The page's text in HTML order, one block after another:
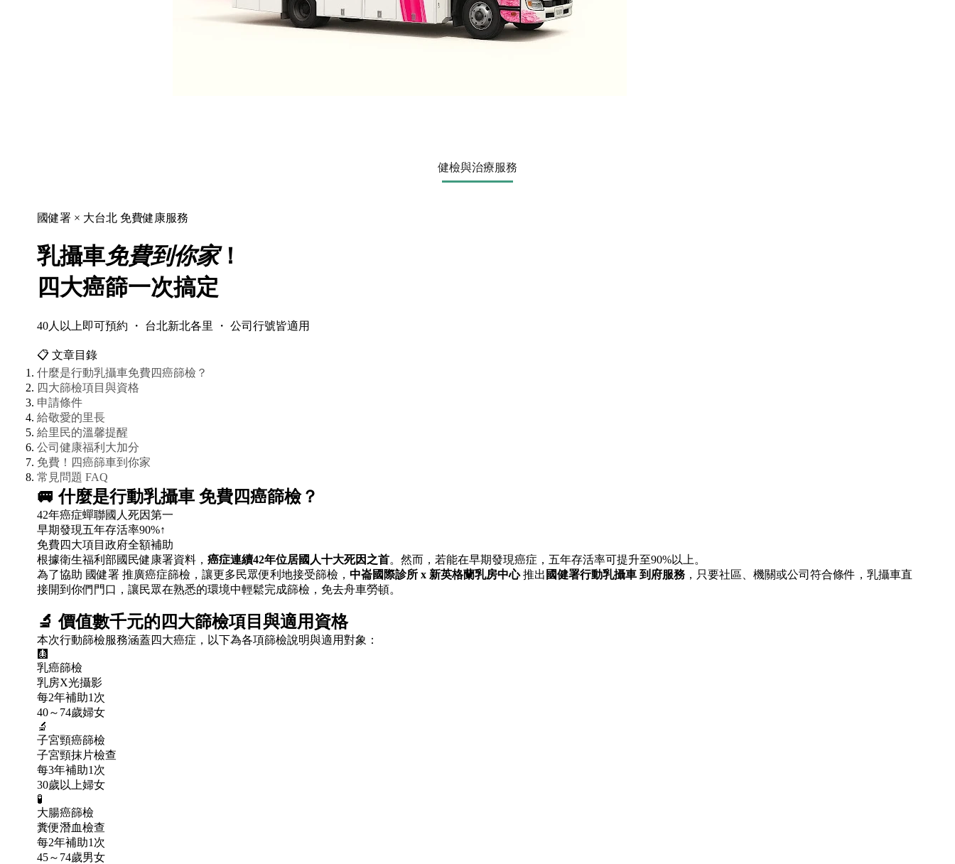
健檢與治療服務
國健署 × 大台北 免費健康服務
乳攝車免費到你家！
四大癌篩一次搞定
40人以上即可預約 ・ 台北新北各里 ・ 公司行號皆適用
📋 文章目錄
什麼是行動乳攝車免費四癌篩檢？
四大篩檢項目與資格
申請條件
給敬愛的里長
給里民的溫馨提醒
公司健康福利大加分
免費！四癌篩車到你家
常見問題 FAQ
🚐 什麼是行動乳攝車 免費四癌篩檢？
42年癌症蟬聯國人死因第一
早期發現五年存活率90%↑
免費四大項目政府全額補助
根據衛生福利部國民健康署資料， 癌症連續42年位居國人十大死因之首。然而，若能在早期發現癌症，五年存活率可提升至90%以上。
為了協助 國健署 推廣癌症篩檢，讓更多民眾便利地接受篩檢， 中崙國際診所 x 新英格蘭乳房中心推出 國健署行動乳攝車 到府服務 ，只要社區、機關或公司符合條件，乳攝車直
接開到你們門口，讓民眾在熟悉的環境中輕鬆完成篩檢，免去舟車勞頓。
🔬 價值數千元的四大篩檢項目與適用資格
本次行動篩檢服務涵蓋四大癌症，以下為各項篩檢說明與適用對象：
🩻
乳癌篩檢
乳房X光攝影
每2年補助1次
40～74歲婦女
🔬
子宮頸癌篩檢
子宮頸抹片檢查
每3年補助1次
30歲以上婦女
🧪
大腸癌篩檢
糞便潛血檢查
每2年補助1次
45～74歲男女